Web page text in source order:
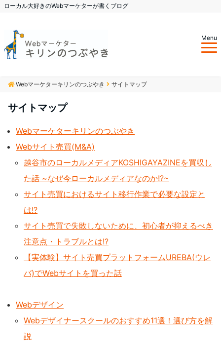
ローカル大好きのWebマーケターが書くブログ
Menu
Webマーケターキリンのつぶやき サイトマップ
サイトマップ
Webマーケターキリンのつぶやき
Webサイト売買(M&A)
越谷市のローカルメディアKOSHIGAYAZINEを買収し
た話 ~なぜ今ローカルメディアなのか!?~
サイト売買におけるサイト移行作業で必要な設定と
は!?
サイト売買で失敗しないために、初心者が抑えるべき
注意点・トラブルとは!?
【実体験】サイト売買プラットフォームUREBA(ウレ
バ)でWebサイトを買った話
Webデザイン
Webデザイナースクールのおすすめ11選！選び方を解
説